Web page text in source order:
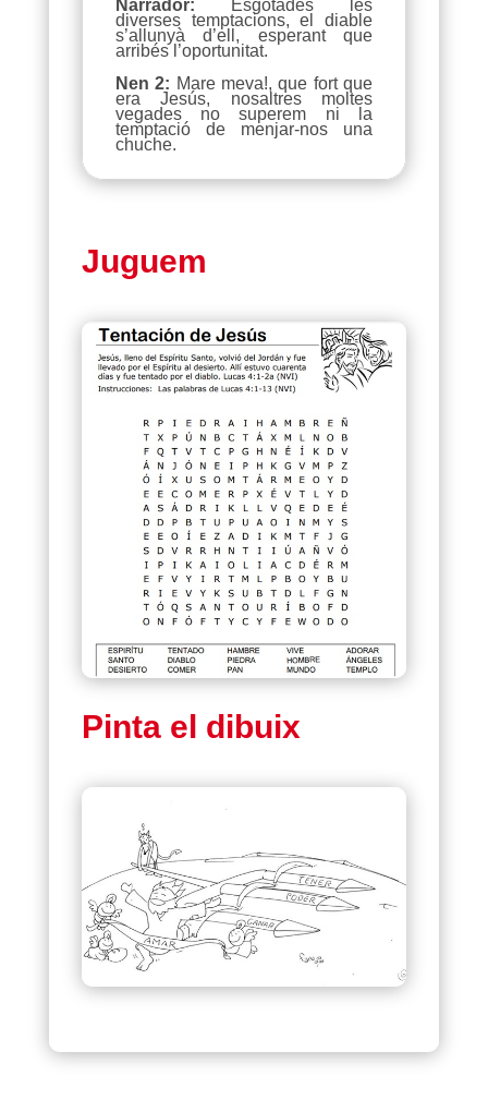
Narrador: Esgotades les
diverses temptacions, el diable
s’allunyà d’ell, esperant que
arribés l’oportunitat.
Nen 2: Mare meva!, que fort que
era Jesús, nosaltres moltes
vegades no superem ni la
temptació de menjar-nos una
chuche.
Juguem
Pinta el dibuix